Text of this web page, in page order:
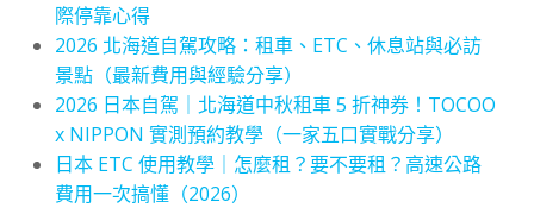
際停靠心得
2026 北海道自駕攻略：租車、ETC、休息站與必訪
景點（最新費用與經驗分享）
2026 日本自駕｜北海道中秋租車 5 折神券！TOCOO
x NIPPON 實測預約教學（一家五口實戰分享）
日本 ETC 使用教學｜怎麼租？要不要租？高速公路
費用一次搞懂（2026）